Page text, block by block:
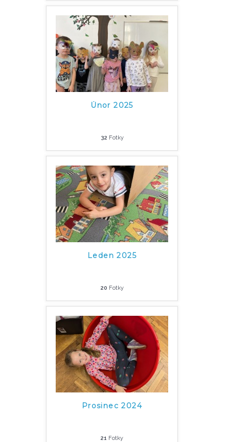
Únor 2025
32 Fotky
Leden 2025
20 Fotky
Prosinec 2024
21 Fotky